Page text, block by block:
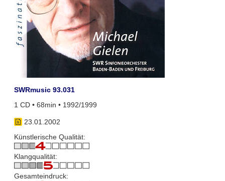
SWRmusic 93.031
1 CD • 68min • 1992/1999
23.01.2002
Künstlerische Qualität:
Klangqualität:
Gesamteindruck: